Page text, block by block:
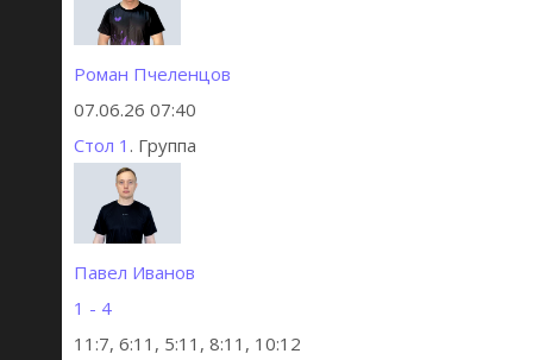
Роман Пчеленцов
07.06.26 07:40
Стол 1 . Группа
Павел Иванов
1 - 4
11:7, 6:11, 5:11, 8:11, 10:12